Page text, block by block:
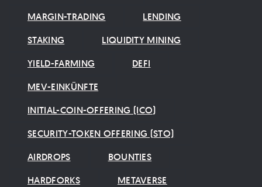
MARGIN-TRADING
LENDING
STAKING
LIQUIDITY MINING
YIELD-FARMING
DEFI
MEV-EINKÜNFTE
INITIAL-COIN-OFFERING (ICO)
SECURITY-TOKEN OFFERING (STO)
AIRDROPS
BOUNTIES
HARDFORKS
METAVERSE